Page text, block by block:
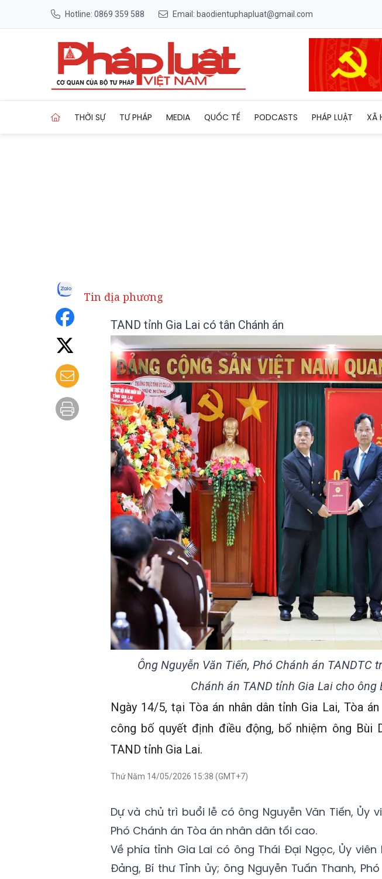
Hotline: 0869 359 588 Email: baodientuphapluat@gmail.com
THỜI SỰ TƯ PHÁP MEDIA QUỐC TẾ PODCASTS PHÁP LUẬT XÃ
Tin địa phương
TAND tỉnh Gia Lai có tân Chánh án
Ông Nguyễn Văn Tiến, Phó Chánh án TANDTC
Chánh án TAND tỉnh Gia Lai cho ông
Ngày 14/5, tại Tòa án nhân dân tỉnh Gia Lai, Tòa
công bố quyết định điều động, bổ nhiệm ông Bùi
TAND tỉnh Gia Lai.
Thứ Năm 14/05/2026 15:38 (GMT+7)
Dự và chủ trì buổi lễ có ông Nguyễn Văn Tiến, Ủy
Phó Chánh án Tòa án nhân dân tối cao.
Về phía tỉnh Gia Lai có ông Thái Đại Ngọc, Ủy
Đảng, Bí thư Tỉnh ủy; ông Nguyễn Tuấn Thanh,